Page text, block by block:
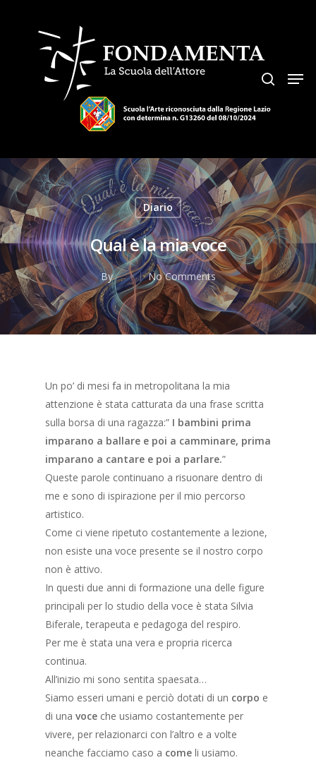
Hit enter to search or ESC to close
Diario
Qual è la mia voce
By No Comments
Un po’ di mesi fa in metropolitana la mia
attenzione è stata catturata da una frase scritta
sulla borsa di una ragazza:” I bambini prima
imparano a ballare e poi a camminare, prima
imparano a cantare e poi a parlare.”
Queste parole continuano a risuonare dentro di
me e sono di ispirazione per il mio percorso
artistico.
Come ci viene ripetuto costantemente a lezione,
non esiste una voce presente se il nostro corpo
non è attivo.
In questi due anni di formazione una delle figure
principali per lo studio della voce è stata Silvia
Biferale, terapeuta e pedagoga del respiro.
Per me è stata una vera e propria ricerca
continua.
All’inizio mi sono sentita spaesata…
Siamo esseri umani e perciò dotati di un corpo e
di una voce che usiamo costantemente per
vivere, per relazionarci con l’altro e a volte
neanche facciamo caso a come li usiamo.